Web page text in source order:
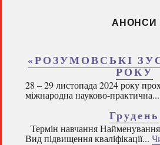
АНОНСИ
«РОЗУМОВСЬКІ
РОКУ
28 – 29 листопада 2024 року
міжнародна науково-практична...
Грудень
Термін навчання
Вид підвищення кваліфікації...